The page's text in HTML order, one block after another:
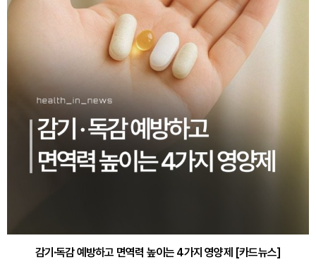
감기·독감 예방하고 면역력 높이는 4가지 영양제 [카드뉴스]